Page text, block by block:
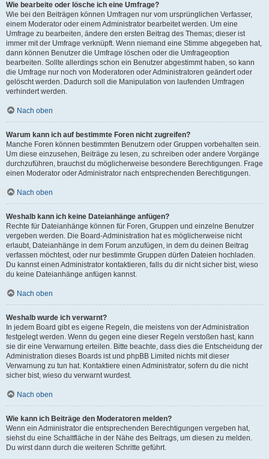
Wie bearbeite oder lösche ich eine Umfrage?
Wie bei den Beiträgen können Umfragen nur vom ursprünglichen Verfasser,
einem Moderator oder einem Administrator bearbeitet werden. Um eine
Umfrage zu bearbeiten, ändere den ersten Beitrag des Themas; dieser ist
immer mit der Umfrage verknüpft. Wenn niemand eine Stimme abgegeben hat,
dann können Benutzer die Umfrage löschen oder die Umfrageoption
bearbeiten. Sollte allerdings schon ein Benutzer abgestimmt haben, so kann
die Umfrage nur noch von Moderatoren oder Administratoren geändert oder
gelöscht werden. Dadurch soll die Manipulation von laufenden Umfragen
verhindert werden.
Nach oben
Warum kann ich auf bestimmte Foren nicht zugreifen?
Manche Foren können bestimmten Benutzern oder Gruppen vorbehalten sein.
Um diese einzusehen, Beiträge zu lesen, zu schreiben oder andere Vorgänge
durchzuführen, brauchst du möglicherweise besondere Berechtigungen. Frage
einen Moderator oder Administrator nach entsprechenden Berechtigungen.
Nach oben
Weshalb kann ich keine Dateianhänge anfügen?
Rechte für Dateianhänge können für Foren, Gruppen und einzelne Benutzer
vergeben werden. Die Board-Administration hat es möglicherweise nicht
erlaubt, Dateianhänge in dem Forum anzufügen, in dem du deinen Beitrag
verfassen möchtest, oder nur bestimmte Gruppen dürfen Dateien hochladen.
Du kannst einen Administrator kontaktieren, falls du dir nicht sicher bist, wieso
du keine Dateianhänge anfügen kannst.
Nach oben
Weshalb wurde ich verwarnt?
In jedem Board gibt es eigene Regeln, die meistens von der Administration
festgelegt werden. Wenn du gegen eine dieser Regeln verstoßen hast, kann
sie dir eine Verwarnung erteilen. Bitte beachte, dass dies die Entscheidung der
Administration dieses Boards ist und phpBB Limited nichts mit dieser
Verwarnung zu tun hat. Kontaktiere einen Administrator, sofern du die nicht
sicher bist, wieso du verwarnt wurdest.
Nach oben
Wie kann ich Beiträge den Moderatoren melden?
Wenn ein Administrator die entsprechenden Berechtigungen vergeben hat,
siehst du eine Schaltfläche in der Nähe des Beitrags, um diesen zu melden.
Du wirst dann durch die weiteren Schritte geführt.